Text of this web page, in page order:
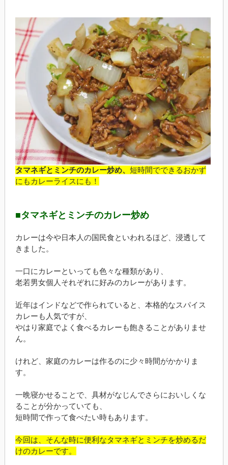
タマネギとミンチのカレー炒め、 短時間でできるおかず
にもカレーライスにも！
■タマネギとミンチのカレー炒め
カレーは今や日本人の国民食といわれるほど、浸透して
きました。
一口にカレーといっても色々な種類があり、
老若男女個人それぞれに好みのカレーがあります。
近年はインドなどで作られていると、本格的なスパイス
カレーも人気ですが、
やはり家庭でよく食べるカレーも飽きることがありませ
ん。
けれど、家庭のカレーは作るのに少々時間がかかりま
す。
一晩寝かせることで、具材がなじんでさらにおいしくな
ることが分かっていても、
短時間で作って食べたい時もあります。
今回は、そんな時に便利なタマネギとミンチを炒めるだ
けのカレーです。